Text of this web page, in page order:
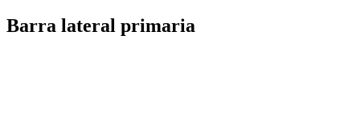
Barra lateral primaria